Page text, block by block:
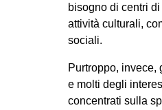
bisogno di centri
attività culturali,
sociali.
Purtroppo, invece,
e molti degli
concentrati sulla